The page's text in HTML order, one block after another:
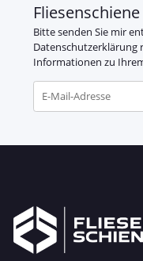
Bitte senden Sie mir
Datenschutzerklärung
Informationen zu